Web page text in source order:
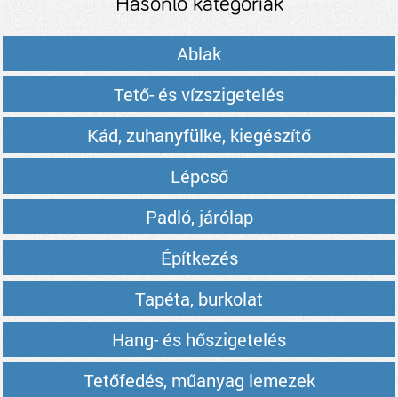
Ablak
Tető- és vízszigetelés
Kád, zuhanyfülke, kiegészítő
Lépcső
Padló, járólap
Építkezés
Tapéta, burkolat
Hang- és hőszigetelés
Tetőfedés, műanyag lemezek